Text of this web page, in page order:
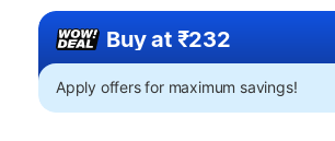
Buy at ₹232
Apply offers for maximum savings!